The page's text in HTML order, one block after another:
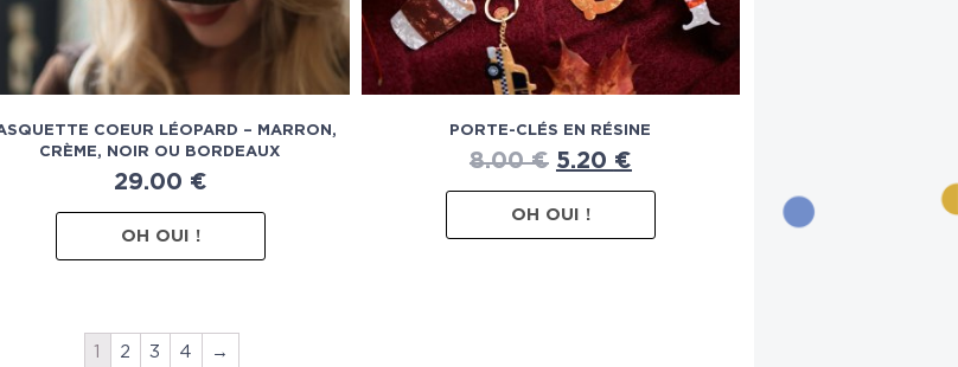
COEUR LÉOPARD – MARRON,
CRÈME, NOIR OU BORDEAUX
29.00 €
OH OUI !
PORTE-CLÉS EN RÉSINE
8.00€ 5.20 €
OH OUI !
1 2 3 4 →